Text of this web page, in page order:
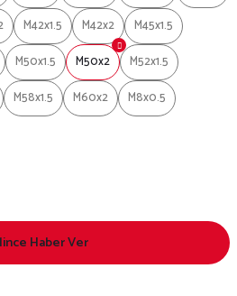
M42x1.5 M42x2
M45x1.5
M50x1.5 M50x2
M52x1.5
M58x1.5 M60x2
M8x0.5
Haber Ver